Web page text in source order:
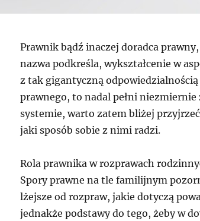
Prawnik bądź inaczej doradca
nazwa podkreśla, wykształcenie w
z tak gigantyczną
prawnego, to nadal pełni
systemie, warto zatem bliżej
jaki sposób sobie z nimi radzi.
Rola prawnika w rozprawach
Spory prawne na tle familijnym
lżejsze od rozpraw, jakie dotyczą
jednakże podstawy do tego, żeby w